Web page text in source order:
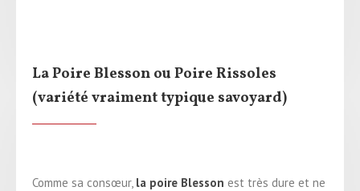
La Poire Blesson ou Poire Rissoles
(variété vraiment typique savoyard)
Comme sa consœur, la poire Blesson est très dure et ne